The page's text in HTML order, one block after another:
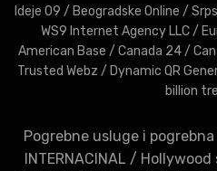
Ideje 09 / Beogradske Online /
WS9 Internet Agency LLC/
American Base / Canada 24/
Trusted Webz / Dynamic QR
billion
Pogrebne usluge i
INTERNACINAL / Hollywood